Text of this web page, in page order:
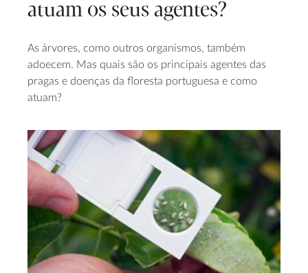
atuam os seus agentes?
As árvores, como outros organismos, também
adoecem. Mas quais são os principais agentes das
pragas e doenças da floresta portuguesa e como
atuam?